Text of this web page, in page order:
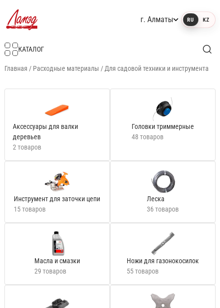
г. Алматы RU KZ
КАТАЛОГ
Главная / Расходные материалы / Для садовой техники и инструмента
Аксессуары для валки
деревьев
2 товаров
Головки триммерные
48 товаров
Инструмент для заточки цепи
15 товаров
Леска
36 товаров
Масла и смазки
29 товаров
Ножи для газонокосилок
55 товаров